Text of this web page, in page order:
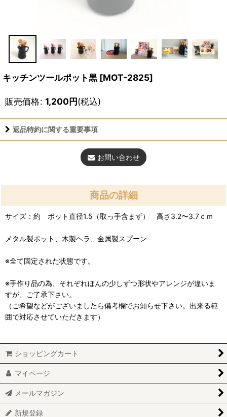
キッチンツールポット黒 [MOT-2825]
販売価格: 1,200円(税込)
返品特約に関する重要事項
お問い合わせ
商品の詳細
サイズ：約 ポット直径1.5（取っ手含まず） 高さ3.2〜3.7ｃｍ
メタル製ポット、木製ヘラ、金属製スプーン
※全て固定された状態です。
※手作り品の為、それぞれほんの少しずつ形状やアレンジが違いま
すが、ご了承下さい。
（ご希望などがございましたら備考欄でお知らせ下さい。出来る範
囲で対応させていただきます）
ショッピングカート
マイページ
メールマガジン
新規登録